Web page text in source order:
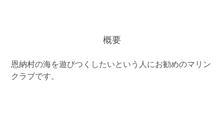
概要
恩納村の海を遊びつくしたいという人にお勧めのマリン
クラブです。